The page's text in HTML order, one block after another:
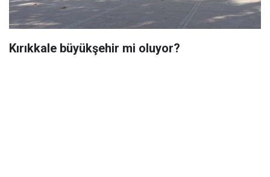
Kırıkkale büyükşehir mi oluyor?